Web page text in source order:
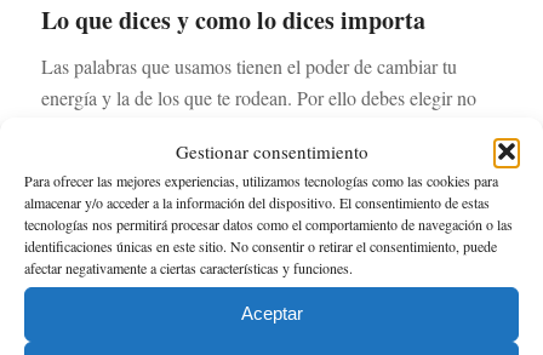
Gestionar consentimiento
Para ofrecer las mejores experiencias, utilizamos tecnologías como las cookies para
almacenar y/o acceder a la información del dispositivo. El consentimiento de estas
tecnologías nos permitirá procesar datos como el comportamiento de navegación o las
identificaciones únicas en este sitio. No consentir o retirar el consentimiento, puede
afectar negativamente a ciertas características y funciones.
Aceptar
Lo que dices y como lo dices importa
Las palabras que usamos tienen el poder de cambiar tu
energía y la de los que te rodean. Por ello debes elegir no
evaluación le dices a tu equipo palabras como
“equivocación”, “fracaso”, “trabajo mal hecho”…… No
solo debilitas la confianza de tu equipo, sino la tuya para
alcanzar tus metas. Haz que lo imposible sea posible habla
de posibilidad de mejorar, de aprender y de nuevas
oportunidades, de sugerencias…. Habla de forma que